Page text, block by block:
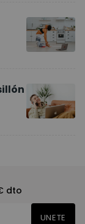
dto
UNETE